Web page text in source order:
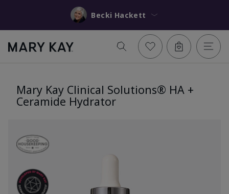
Becki Hackett
Mary Kay Clinical Solutions® HA +
Ceramide Hydrator